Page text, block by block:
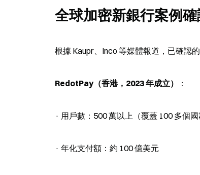
全球加密新銀行案例
根據 Kaupr、Inco 等媒體報道，已確認
RedotPay（香港，2023 年成立） ：
· 用戶數：500 萬以上（覆蓋 100 多個國
· 年化支付額：約 100 億美元